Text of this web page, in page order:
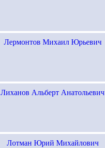
Лермонтов Михаил Юрьевич
Лиханов Альберт Анатольевич
Лотман Юрий Михайлович